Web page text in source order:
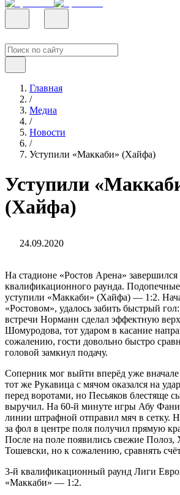
Главная
/
Медиа
/
Новости
/
Уступили «Маккаби» (Хайфа)
Уступили
(Хайфа)
24.09.2020
На стадионе «Ростов Арена» завершился
квалификационного раунда.
уступили «Маккаби» (Хайфа) — 1:2.
«Ростовом», удалось забить быстрый
встречи Норманн сделал эффектную
Шомуродова, тот ударом в касание
сожалению, гости довольно быстро
головой замкнул подачу.
Соперник мог выйти вперёд уже вначале
тот же Рукавица с мячом оказался на
перед воротами, но Песьяков блестяще
выручил. На 60-й минуте игры Абу
линии штрафной отправил мяч в сетку.
за фол в центре поля получил прямую
После на поле появились свежие
Тошевски, но к сожалению, сравнять
3-й квалификационный раунд Лиги
«Маккаби» — 1:2.